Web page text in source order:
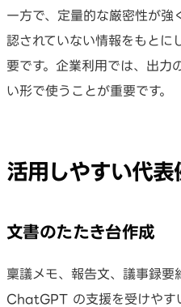
一方で、定量的な厳密性が強
認されていない情報をもとに
要です。企業利用では、出力
い形で使うことが重要です。
活用しやすい代表
文書のたたき台作成
稟議メモ、報告文、議事録要
ChatGPT の支援を受けやす